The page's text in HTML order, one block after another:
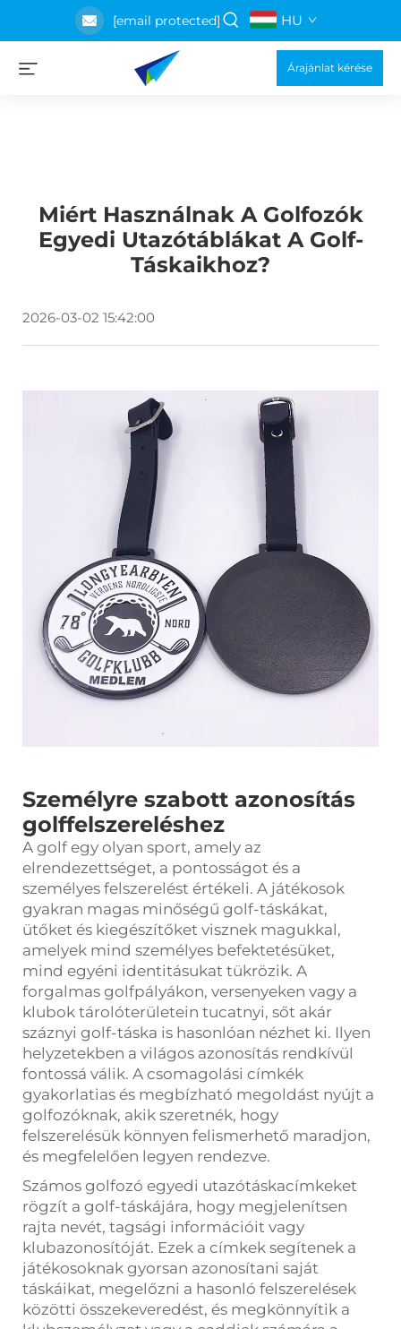
[email protected] HU
Árajánlat kérése
Miért Használnak A Golfozók
Egyedi Utazótáblákat A Golf-
Táskaikhoz?
2026-03-02 15:42:00
Személyre szabott azonosítás
golffelszereléshez
A golf egy olyan sport, amely az
elrendezettséget, a pontosságot és a
személyes felszerelést értékeli. A játékosok
gyakran magas minőségű golf-táskákat,
ütőket és kiegészítőket visznek magukkal,
amelyek mind személyes befektetésüket,
mind egyéni identitásukat tükrözik. A
forgalmas golfpályákon, versenyeken vagy a
klubok tárolóterületein tucatnyi, sőt akár
száznyi golf-táska is hasonlóan nézhet ki. Ilyen
helyzetekben a világos azonosítás rendkívül
fontossá válik. A csomagolási címkék
gyakorlatias és megbízható megoldást nyújt a
golfozóknak, akik szeretnék, hogy
felszerelésük könnyen felismerhető maradjon,
és megfelelően legyen rendezve.
Számos golfozó egyedi utazótáskacímkeket
rögzít a golf-táskájára, hogy megjelenítsen
rajta nevét, tagsági információit vagy
klubazonosítóját. Ezek a címkek segítenek a
játékosoknak gyorsan azonosítani saját
táskáikat, megelőzni a hasonló felszerelések
közötti összekeveredést, és megkönnyítik a